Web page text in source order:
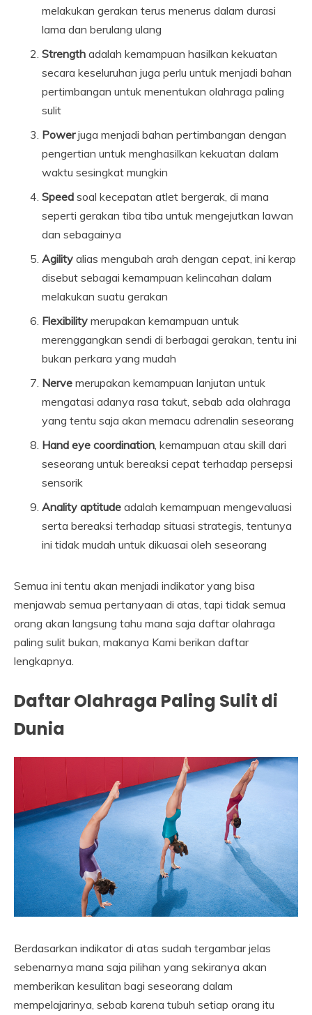
melakukan gerakan terus menerus dalam durasi
lama dan berulang ulang
Strength adalah kemampuan hasilkan kekuatan
secara keseluruhan juga perlu untuk menjadi bahan
pertimbangan untuk menentukan olahraga paling
sulit
Powerjuga menjadi bahan pertimbangan dengan
pengertian untuk menghasilkan kekuatan dalam
waktu sesingkat mungkin
Speed soal kecepatan atlet bergerak, di mana
seperti gerakan tiba tiba untuk mengejutkan lawan
dan sebagainya
Agility alias mengubah arah dengan cepat, ini kerap
disebut sebagai kemampuan kelincahan dalam
melakukan suatu gerakan
Flexibility merupakan kemampuan untuk
merenggangkan sendi di berbagai gerakan, tentu ini
bukan perkara yang mudah
Nerve merupakan kemampuan lanjutan untuk
mengatasi adanya rasa takut, sebab ada olahraga
yang tentu saja akan memacu adrenalin seseorang
Hand eye coordination, kemampuan atau skill dari
seseorang untuk bereaksi cepat terhadap persepsi
sensorik
Anality aptitude adalah kemampuan mengevaluasi
serta bereaksi terhadap situasi strategis, tentunya
ini tidak mudah untuk dikuasai oleh seseorang
Semua ini tentu akan menjadi indikator yang bisa
menjawab semua pertanyaan di atas, tapi tidak semua
orang akan langsung tahu mana saja daftar olahraga
paling sulit bukan, makanya Kami berikan daftar
lengkapnya.
Daftar Olahraga Paling Sulit di
Dunia
Berdasarkan indikator di atas sudah tergambar jelas
sebenarnya mana saja pilihan yang sekiranya akan
memberikan kesulitan bagi seseorang dalam
mempelajarinya, sebab karena tubuh setiap orang itu